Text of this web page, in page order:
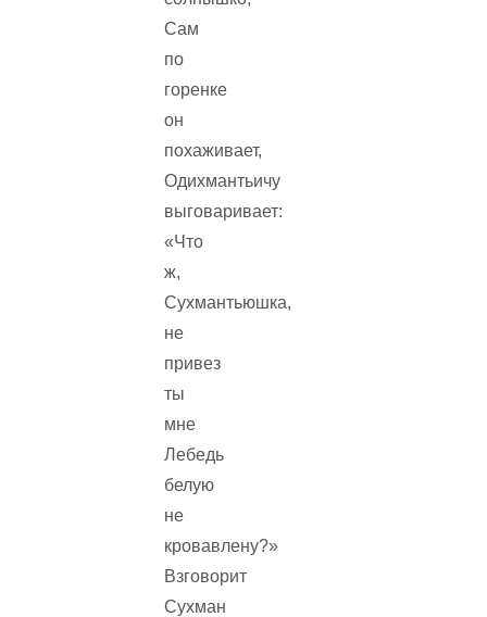
Сам
по
горенке
он
похаживает,
Одихмантьичу
выговаривает:
«Что
ж,
Сухмантьюшка,
не
привез
ты
мне
Лебедь
белую
не
кровавлену?»
Взговорит
Сухман